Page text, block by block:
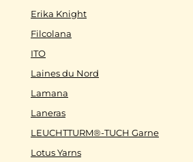
Erika Knight
Filcolana
ITO
Laines du Nord
Lamana
Laneras
LEUCHTTURM®-TUCH Garne
Lotus Yarns